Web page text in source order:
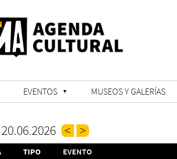
EVENTOS MUSEOS Y GALERÍAS
TIPO EVENTO